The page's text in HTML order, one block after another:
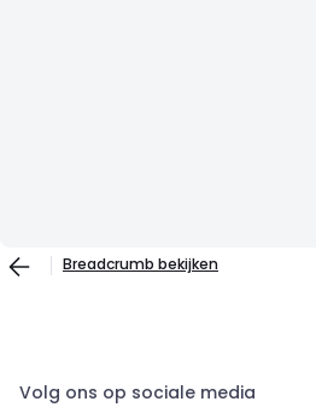
Breadcrumb bekijken
Volg ons op sociale media